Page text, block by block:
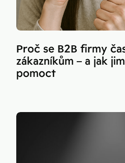
Proč se B2B firmy
zákazníkům – a jak
pomoct